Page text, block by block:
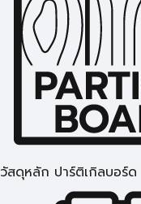
วัสดุหลัก ปาร์ติเกิลบอร์ด